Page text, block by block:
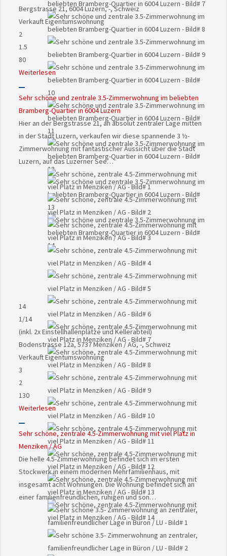
Bergstrasse 21, 6004 Luzern, -, Schweiz
VerkauftEigentumswohnung
2
1.5
80
Weiterlesen
Sehr schöne und zentrale 3.5-Zimmerwohnung im beliebten
Bramberg-Quartier in 6004 Luzern
Hier an der Bergstrasse 21, an absolut zentraler Lage mitten
in der Stadt Luzern, verkaufen wir diese spannende 3 ½-
Zimmerwohnung mit fantastischer Aussicht über die Stadt
Luzern, auf das Luzerner See…
14
1/14
(inkl. 2x Einstellhallenplätze und Kellerabteil)
Bodenstrasse 12a, 5737 Menziken / AG, -, Schweiz
VerkauftEigentumswohnung
3
2
130
Weiterlesen
Sehr schöne, zentrale 4.5-Zimmerwohnung mit viel Platz in
Menziken / AG
Die helle 4.5-Zimmerwohnung befindet sich im ersten
Stockwerk in einem modernen Mehrfamilienhaus, mit
insgesamt acht Wohnungen. Die Wohnung befindet sich an
einer familienfreundlichen, ruhigen und son…